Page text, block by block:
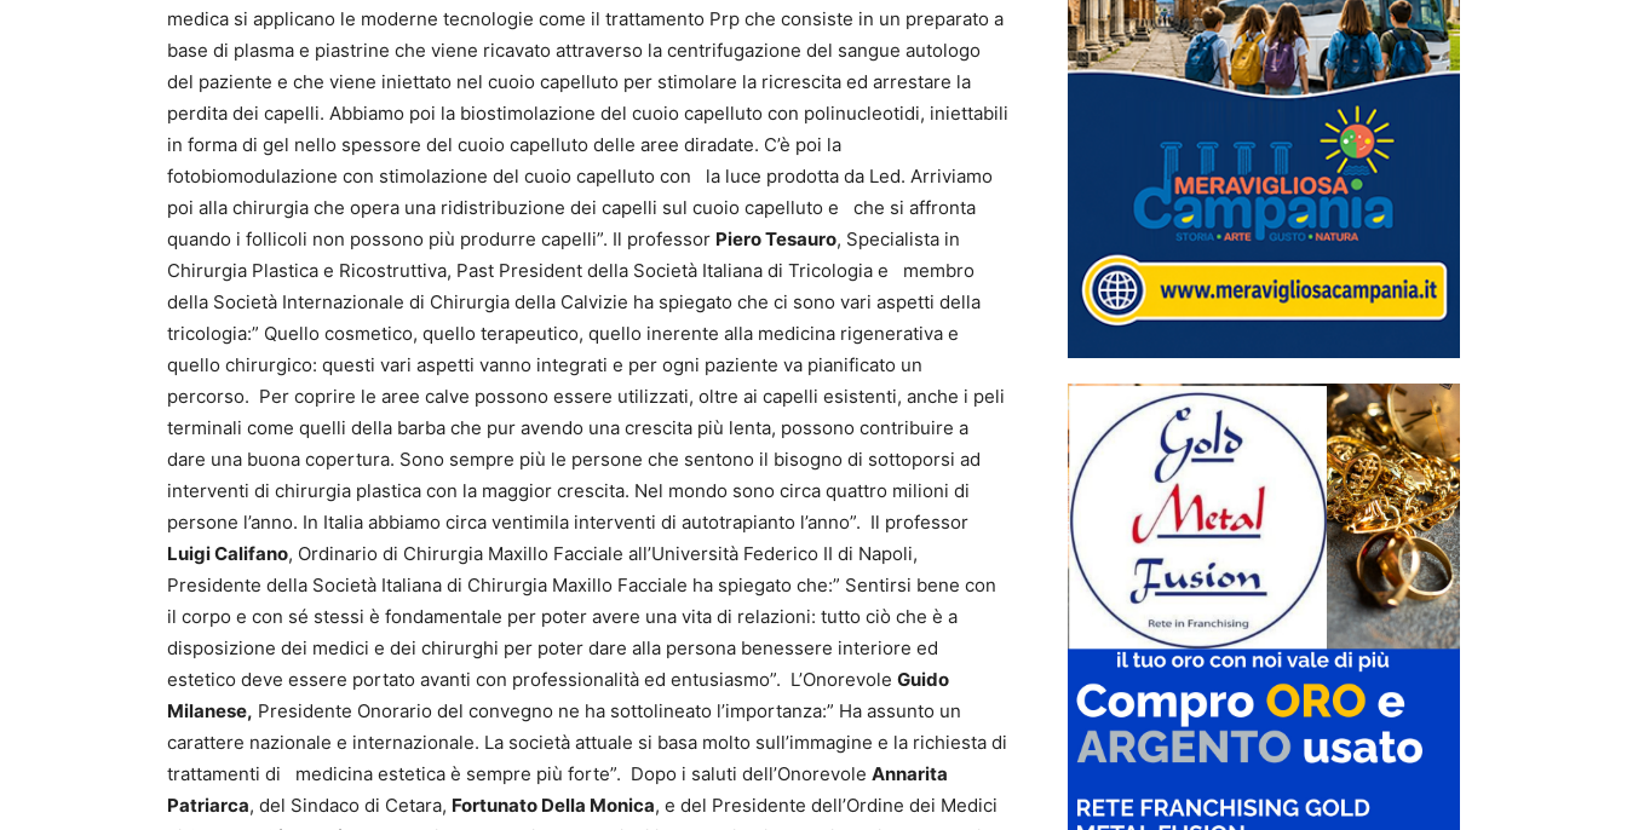
medica si applicano le moderne tecnologie come il trattamento Prp che consiste in un preparato a
base di plasma e piastrine che viene ricavato attraverso la centrifugazione del sangue autologo
del paziente e che viene iniettato nel cuoio capelluto per stimolare la ricrescita ed arrestare la
perdita dei capelli. Abbiamo poi la biostimolazione del cuoio capelluto con polinucleotidi, iniettabili
in forma di gel nello spessore del cuoio capelluto delle aree diradate. C’è poi la
fotobiomodulazione con stimolazione del cuoio capelluto con la luce prodotta da Led. Arriviamo
poi alla chirurgia che opera una ridistribuzione dei capelli sul cuoio capelluto e che si affronta
quando i follicoli non possono più produrre capelli”. Il professor Piero Tesauro, Specialista in
Chirurgia Plastica e Ricostruttiva, Past President della Società Italiana di Tricologia e membro
della Società Internazionale di Chirurgia della Calvizie ha spiegato che ci sono vari aspetti della
tricologia:” Quello cosmetico, quello terapeutico, quello inerente alla medicina rigenerativa e
quello chirurgico: questi vari aspetti vanno integrati e per ogni paziente va pianificato un
percorso. Per coprire le aree calve possono essere utilizzati, oltre ai capelli esistenti, anche i peli
terminali come quelli della barba che pur avendo una crescita più lenta, possono contribuire a
dare una buona copertura. Sono sempre più le persone che sentono il bisogno di sottoporsi ad
interventi di chirurgia plastica con la maggior crescita. Nel mondo sono circa quattro milioni di
persone l’anno. In Italia abbiamo circa ventimila interventi di autotrapianto l’anno”. Il professor
Luigi Califano, Ordinario di Chirurgia Maxillo Facciale all’Università Federico II di Napoli,
Presidente della Società Italiana di Chirurgia Maxillo Facciale ha spiegato che:” Sentirsi bene con
il corpo e con sé stessi è fondamentale per poter avere una vita di relazioni: tutto ciò che è a
disposizione dei medici e dei chirurghi per poter dare alla persona benessere interiore ed
estetico deve essere portato avanti con professionalità ed entusiasmo”. L’Onorevole Guido
Milanese, Presidente Onorario del convegno ne ha sottolineato l’importanza:” Ha assunto un
carattere nazionale e internazionale. La società attuale si basa molto sull’immagine e la richiesta di
trattamenti di medicina estetica è sempre più forte”. Dopo i saluti dell’Onorevole Annarita
Patriarca, del Sindaco di Cetara, Fortunato Della Monica, e del Presidente dell’Ordine dei Medici